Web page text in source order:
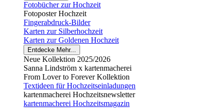
Fotobücher zur Hochzeit
Fotoposter Hochzeit
Fingerabdruck-Bilder
Karten zur Silberhochzeit
Karten zur Goldenen Hochzeit
Entdecke Mehr...
Neue Kollektion 2025/2026
Sanna Lindström x kartenmacherei
From Lover to Forever Kollektion
Textideen für Hochzeitseinladungen
kartenmacherei Hochzeitsnewsletter
kartenmacherei Hochzeitsmagazin